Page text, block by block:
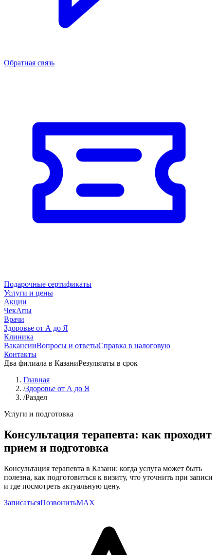
Обратная связь
Подарочные сертификаты
Услуги и цены
Акции
ЧекАпы
Врачи
Здоровье от А до Я
Клиника
ВакансииВопросы и ответыСправка в налоговую
Контакты
Два филиала в КазаниРезультаты в срок
Главная
/Здоровье от А до Я
/Раздел
Услуги и подготовка
Консультация терапевта: как проходит
прием и подготовка
Консультация терапевта в Казани: когда услуга может быть
полезна, как подготовиться к визиту, что уточнить при записи
и где посмотреть актуальную цену.
ЗаписатьсяПозвонитьMAX